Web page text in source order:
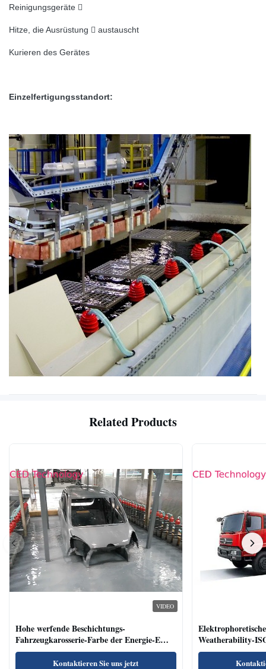
Reinigungsgeräte 
Hitze, die Ausrüstung  austauscht
Kurieren des Gerätes
Einzelfertigungsstandort:
Related Products
VIDEO
Hohe werfende Beschichtungs-
Fahrzeugkarosserie-Farbe der Energie-E
enthält nicht Schwermetall
Kontaktieren Sie uns jetzt
Weatherability-